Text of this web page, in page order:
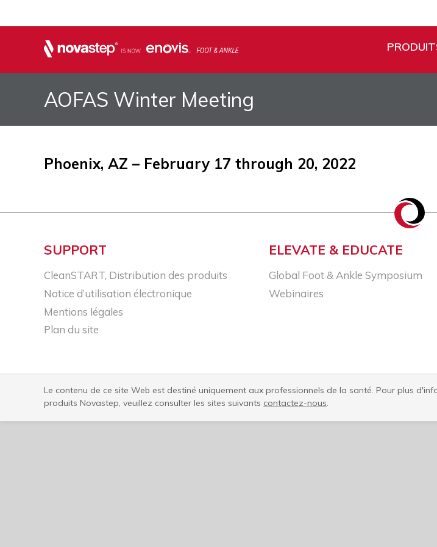
AOFAS Winter Meeting
Phoenix, AZ – February 17 through 20, 2022
SUPPORT
CleanSTART, Distribution des produits
Notice d’utilisation électronique
Mentions légales
Plan du site
ELEVATE & EDUCATE
Global Foot & Ankle Symposium
Webinaires
Le contenu de ce site Web est destiné uniquement aux professionnels de la santé. Pour plus
produits Novastep, veuillez consulter les sites suivants contactez-nous​.